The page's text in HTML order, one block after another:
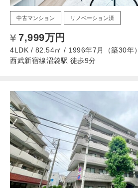
中古マンション リノベーション済
7,999万円
4LDK / 82.54㎡ / 1996年7月（築30年）
西武新宿線沼袋駅 徒歩9分